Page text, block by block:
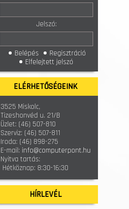
Jelszó:
Belépés
Regisztráció
Elfelejtett jelszó
ELÉRHETŐSÉGEINK
3525 Miskolc,
Tizeshonvéd u. 21/B
Üzlet: (46) 507-810
Szerviz: (46) 507-811
Iroda: (46) 898-275
E-mail: info@computerpont.hu
Nyitva tartás:
Hétköznap: 8:30-16:30
HÍRLEVÉL